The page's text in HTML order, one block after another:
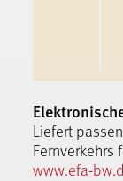
Liefert
Fernverkehrs
www.efa-